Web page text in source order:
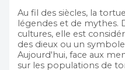
Au fil des siècles, la
légendes et de mythes.
cultures, elle est
des dieux ou un
Aujourd'hui, face aux
sur les populations de